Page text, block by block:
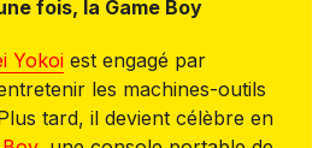
fois, la Game Boy
Yokoi est engagé par
les machines-outils
tard, il devient célèbre en